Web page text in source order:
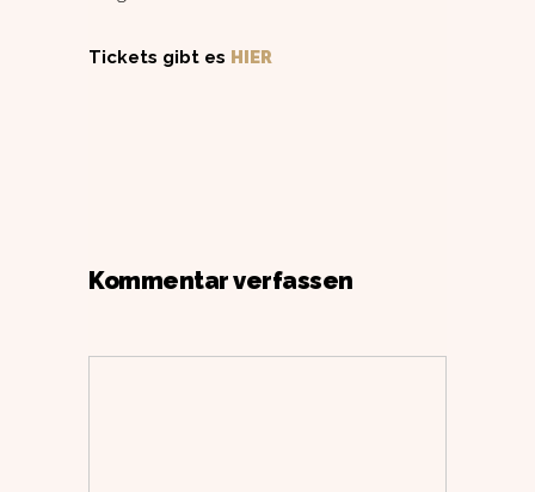
Tickets gibt es HIER
Kommentar verfassen